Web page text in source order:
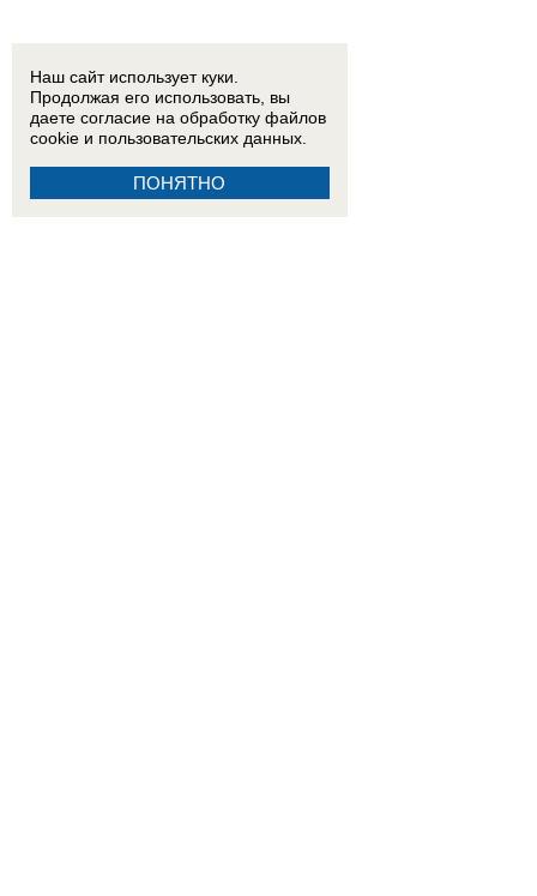
Наш сайт использует куки.
Продолжая его использовать, вы
даете согласие на обработку файлов
cookie и пользовательских данных.
ПОНЯТНО